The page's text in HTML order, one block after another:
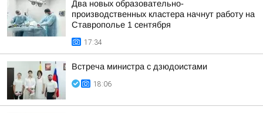
Два новых образовательно-
производственных кластера начнут работу на
Ставрополье 1 сентября
17:34
Встреча министра с дзюдоистами
18:06